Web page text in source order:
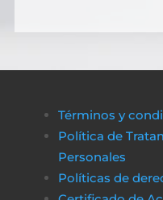
Términos y
Política de
Personales
Políticas de